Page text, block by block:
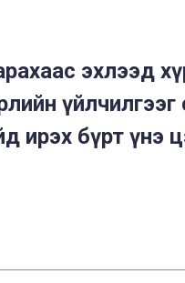
эхлээд
үйлчилгээг
ирэх бүрт үнэ